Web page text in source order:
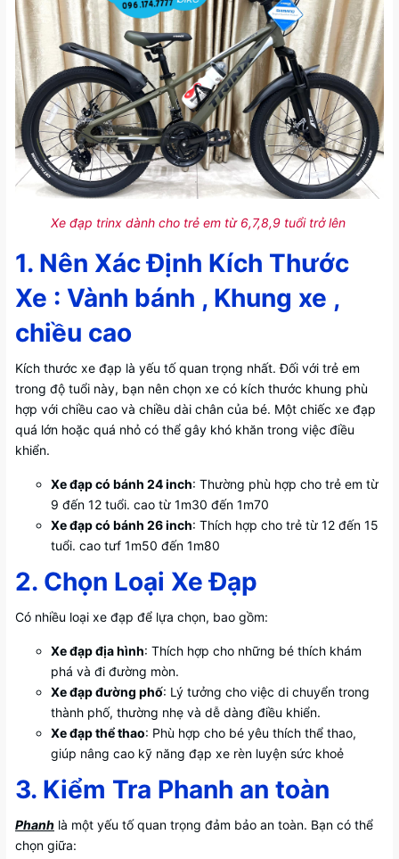
Xe đạp trinx dành cho trẻ em từ 6,7,8,9 tuổi trở lên
1. Nên Xác Định Kích Thước
Xe : Vành bánh , Khung xe ,
chiều cao
Kích thước xe đạp là yếu tố quan trọng nhất. Đối với trẻ em
trong độ tuổi này, bạn nên chọn xe có kích thước khung phù
hợp với chiều cao và chiều dài chân của bé. Một chiếc xe đạp
quá lớn hoặc quá nhỏ có thể gây khó khăn trong việc điều
khiển.
Xe đạp có bánh 24 inch: Thường phù hợp cho trẻ em từ
9 đến 12 tuổi. cao từ 1m30 đến 1m70
Xe đạp có bánh 26 inch: Thích hợp cho trẻ từ 12 đến 15
tuổi. cao tưf 1m50 đến 1m80
2. Chọn Loại Xe Đạp
Có nhiều loại xe đạp để lựa chọn, bao gồm:
Xe đạp địa hình: Thích hợp cho những bé thích khám
phá và đi đường mòn.
Xe đạp đường phố: Lý tưởng cho việc di chuyển trong
thành phố, thường nhẹ và dễ dàng điều khiển.
Xe đạp thể thao: Phù hợp cho bé yêu thích thể thao,
giúp nâng cao kỹ năng đạp xe rèn luyện sức khoẻ
3. Kiểm Tra Phanh an toàn
Phanh là một yếu tố quan trọng đảm bảo an toàn. Bạn có thể
chọn giữa: